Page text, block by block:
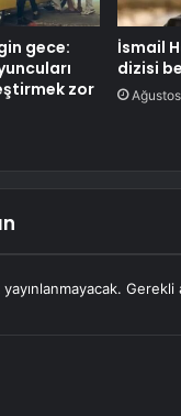
gece:
zor
İsmail
dizisi
Gerekli